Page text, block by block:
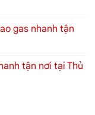
gas nhanh tận
tận nơi tại Thủ